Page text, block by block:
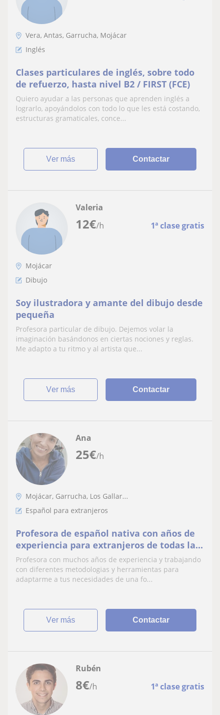
Vera, Antas, Garrucha, Mojácar
Inglés
Clases particulares de inglés, sobre todo
de refuerzo, hasta nivel B2 / FIRST (FCE)
Quiero ayudar a las personas que aprenden inglés a
lograrlo, apoyándolos con todo lo que les está costando,
estructuras gramaticales, conce...
ver más Contactar
12€/h 1ª clase gratis
Valeria
Mojácar
Dibujo
Soy ilustradora y amante del dibujo desde
pequeña
Profesora particular de dibujo. Dejemos volar la
imaginación basándonos en ciertas nociones y reglas.
Me adapto a tu ritmo y al artista que...
ver más Contactar
25€/h
Ana
Mojácar, Garrucha, Los Gallar...
Español para extranjeros
Profesora de español nativa con años de
experiencia para extranjeros de todas las
evades y niveles
Profesora con muchos años de experiencia y trabajando
con diferentes metodologias y herramientas para
adaptarme a tus necesidades de una fo...
ver más Contactar
8€/h 1ª clase gratis
Rubén